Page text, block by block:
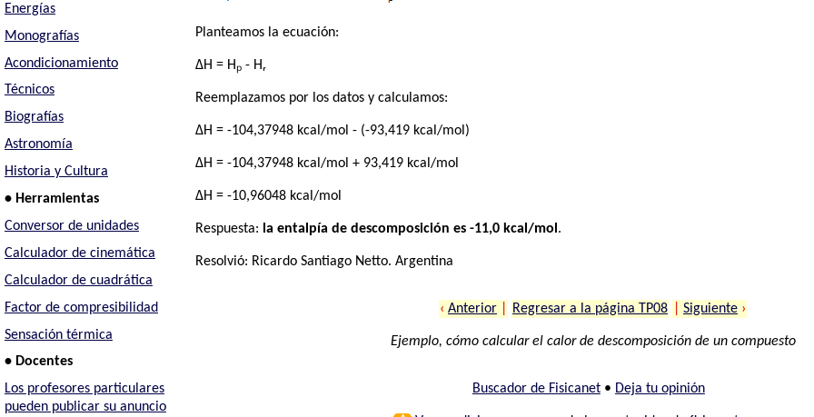
Energías
Monografías
Acondicionamiento
Técnicos
Biografías
Astronomía
Historia y Cultura
• Herramientas
Conversor de unidades
Calculador de cinemática
Calculador de cuadrática
Factor de compresibilidad
Sensación térmica
• Docentes
Los profesores particulares
pueden publicar su anuncio
Planteamos la ecuación:
ΔH = Hₚ - Hᵣ
Reemplazamos por los datos y calculamos:
ΔH = -104,37948 kcal/mol - (-93,419 kcal/mol)
ΔH = -104,37948 kcal/mol + 93,419 kcal/mol
ΔH = -10,96048 kcal/mol
Respuesta: la entalpía de descomposición es -11,0 kcal/mol.
Resolvió: Ricardo Santiago Netto. Argentina
‹ Anterior Regresar a la página TP08 Siguiente ›
Ejemplo, cómo calcular el calor de descomposición de un compuesto
Buscador de Fisicanet• Deja tu opinión